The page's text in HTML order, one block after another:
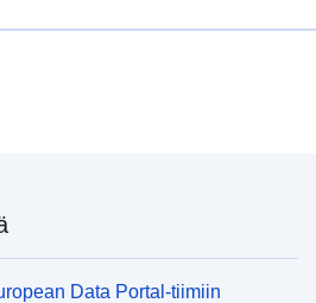
Data Portal-tiimiin